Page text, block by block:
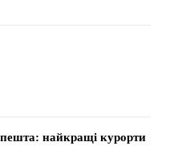
найкращі курорти